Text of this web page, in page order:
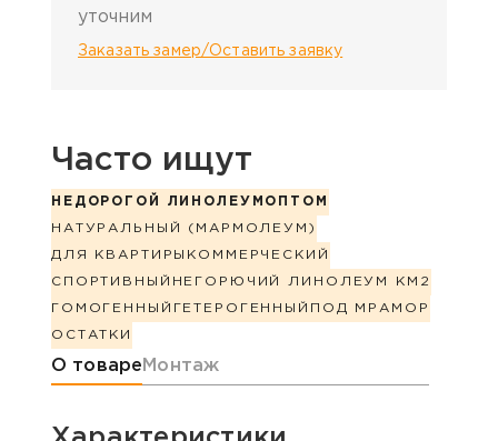
уточним
Заказать замер/Оставить заявку
Часто ищут
НЕДОРОГОЙ ЛИНОЛЕУМ ОПТОМ
НАТУРАЛЬНЫЙ (МАРМОЛЕУМ)
ДЛЯ КВАРТИРЫ КОММЕРЧЕСКИЙ
СПОРТИВНЫЙ НЕГОРЮЧИЙ ЛИНОЛЕУМ КМ2
ГОМОГЕННЫЙ ГЕТЕРОГЕННЫЙ ПОД МРАМОР
ОСТАТКИ
Информация о товаре
О товаре Монтаж